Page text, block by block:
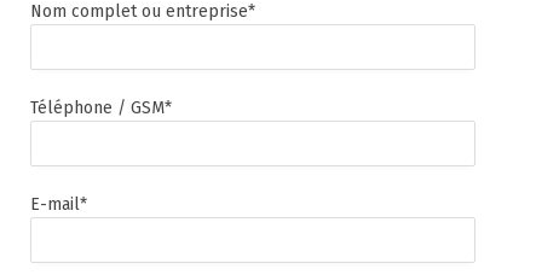
Nom complet ou entreprise*
Téléphone / GSM*
E-mail*